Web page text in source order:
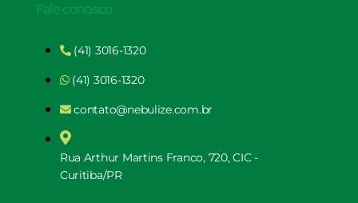
Fale conosco
(41) 3016-1320
(41) 3016-1320
contato@nebulize.com.br
Rua Arthur Martins Franco, 720, CIC -
Curitiba/PR